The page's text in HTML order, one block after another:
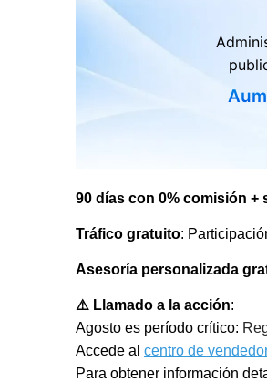
90 días con 0% comisión +
Tráfico gratuito:
Asesoría personalizada
⚠️ Llamado a la acción:
Agosto es período crítico:
Accede al centro de
Para obtener información